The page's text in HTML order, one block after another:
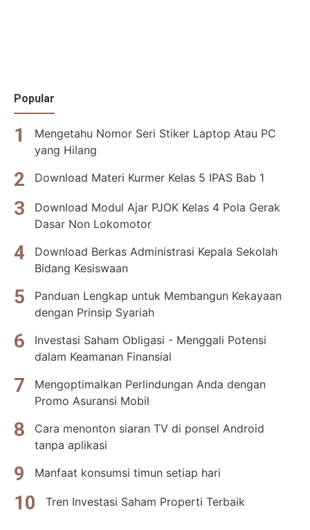
Popular
Mengetahu Nomor Seri Stiker Laptop Atau PC
yang Hilang
Download Materi Kurmer Kelas 5 IPAS Bab 1
Download Modul Ajar PJOK Kelas 4 Pola Gerak
Dasar Non Lokomotor
Download Berkas Administrasi Kepala Sekolah
Bidang Kesiswaan
Panduan Lengkap untuk Membangun Kekayaan
dengan Prinsip Syariah
Investasi Saham Obligasi - Menggali Potensi
dalam Keamanan Finansial
Mengoptimalkan Perlindungan Anda dengan
Promo Asuransi Mobil
Cara menonton siaran TV di ponsel Android
tanpa aplikasi
Manfaat konsumsi timun setiap hari
Tren Investasi Saham Properti Terbaik